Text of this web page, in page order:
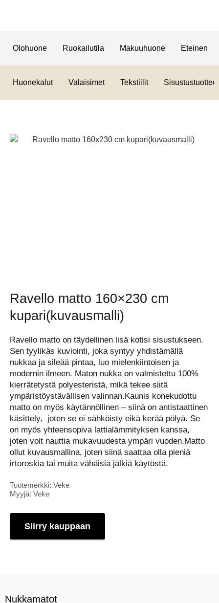
Olohuone Ruokailutila Makuuhuone Eteinen
Huonekalut Valaisimet Tekstiilit Sisustustuotteet
Ravello matto 160×230 cm
kupari(kuvausmalli)
Ravello matto on täydellinen lisä kotisi sisustukseen.
Sen tyylikäs kuviointi, joka syntyy yhdistämällä
nukkaa ja sileää pintaa, luo mielenkiintoisen ja
modernin ilmeen. Maton nukka on valmistettu 100%
kierrätetystä polyesteristä, mikä tekee siitä
ympäristöystävällisen valinnan.Kaunis konekudottu
matto on myös käytännöllinen – siinä on antistaattinen
käsittely, joten se ei sähköisty eikä kerää pölyä. Se
on myös yhteensopiva lattialämmityksen kanssa,
joten voit nauttia mukavuudesta ympäri vuoden.Matto
ollut kuvausmallina, joten siinä saattaa olla pieniä
irtoroskia tai muita vähäisiä jälkiä käytöstä.
Tuotemerkki: Veke
Myyjä: Veke
Siirry kauppaan
Nukkamatot